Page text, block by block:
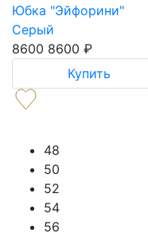
Юбка "Эйфорини"
Серый
8600 8600 ₽
Купить
48
50
52
54
56